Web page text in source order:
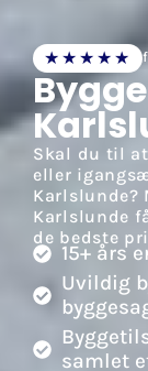
★★★★★
Skal du til
eller
Karlslunde?
Karlslunde
de bedste
15+ års
Uvildig
samlet